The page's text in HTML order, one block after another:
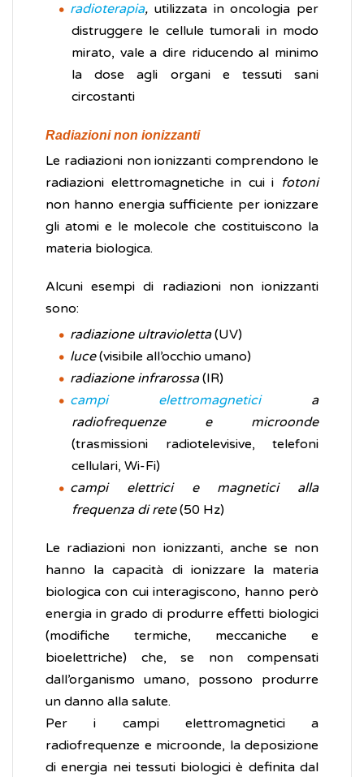
radioterapia, utilizzata in oncologia per
distruggere le cellule tumorali in modo
mirato, vale a dire riducendo al minimo
la dose agli organi e tessuti sani
circostanti
Radiazioni non ionizzanti
Le radiazioni non ionizzanti comprendono le
radiazioni elettromagnetiche in cui i fotoni
non hanno energia sufficiente per ionizzare
gli atomi e le molecole che costituiscono la
materia biologica.
Alcuni esempi di radiazioni non ionizzanti
sono:
radiazione ultravioletta(UV)
luce(visibile all’occhio umano)
radiazione infrarossa(IR)
campi elettromagneticia
radiofrequenze e microonde
(trasmissioni radiotelevisive, telefoni
cellulari, Wi-Fi)
campi elettrici e magnetici alla
frequenza di rete(50 Hz)
Le radiazioni non ionizzanti, anche se non
hanno la capacità di ionizzare la materia
biologica con cui interagiscono, hanno però
energia in grado di produrre effetti biologici
(modifiche termiche, meccaniche e
bioelettriche) che, se non compensati
dall’organismo umano, possono produrre
un danno alla salute.
Per i campi elettromagnetici a
radiofrequenze e microonde, la deposizione
di energia nei tessuti biologici è definita dal